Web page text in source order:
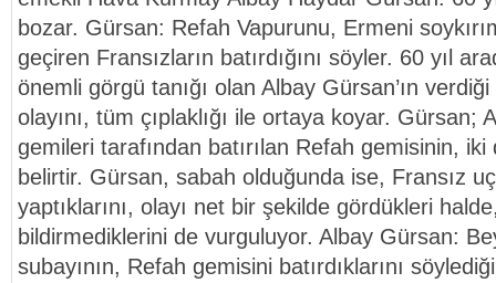
bozar. Gürsan: Refah Vapurunu, Ermeni
geçiren Fransızların batırdığını söyler. 60 yıl
önemli görgü tanığı olan Albay Gürsan’ın
olayını, tüm çıplaklığı ile ortaya koyar. Gürsan;
gemileri tarafından batırılan Refah gemisinin,
belirtir. Gürsan, sabah olduğunda ise, Fransız
yaptıklarını, olayı net bir şekilde gördükleri
bildirmediklerini de vurguluyor. Albay Gürsan:
subayının, Refah gemisini batırdıklarını